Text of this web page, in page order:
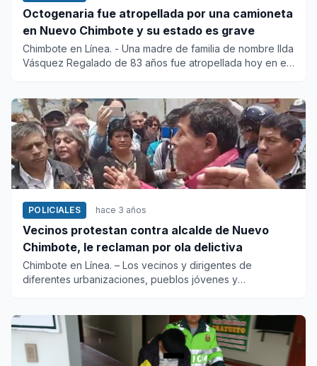
Octogenaria fue atropellada por una camioneta
en Nuevo Chimbote y su estado es grave
Chimbote en Línea. - Una madre de familia de nombre Ilda
Vásquez Regalado de 83 años fue atropellada hoy en el
POLICIALES hace 3 años
Vecinos protestan contra alcalde de Nuevo
Chimbote, le reclaman por ola delictiva
Chimbote en Línea. – Los vecinos y dirigentes de
diferentes urbanizaciones, pueblos jóvenes y